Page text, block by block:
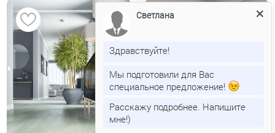
Светлана
Здравствуйте!
Мы подготовили для Вас
специальное предложение!
Расскажу подробнее. Напишите
мне!)